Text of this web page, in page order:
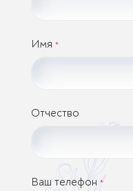
Имя *
Отчество
Ваш телефон *